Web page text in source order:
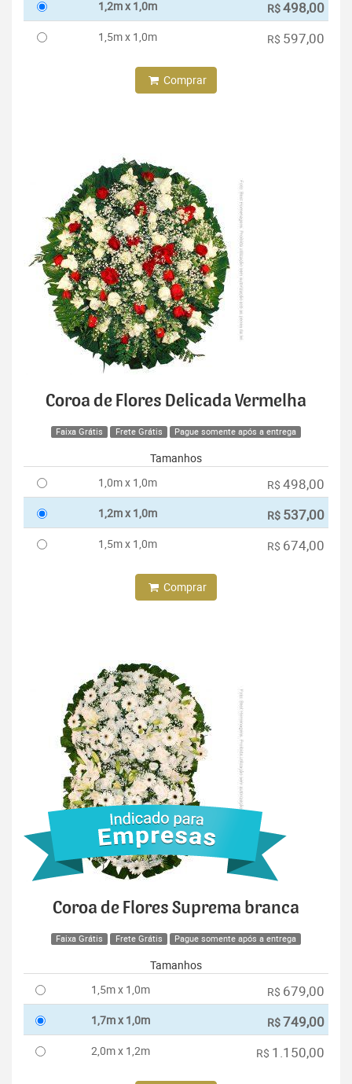
1,2m x 1,0m R$498,00
1,5m x 1,0m R$ 597,00
Comprar
Coroa de Flores Delicada Vermelha
Faixa Grátis Frete Grátis Pague somente após a entrega
Tamanhos
1,0m x 1,0m
R$ 498,00
1,2m x 1,0m R$ 537,00
1,5m x 1,0m R$ 674,00
Comprar
Coroa de Flores Suprema branca
Faixa Grátis Frete Grátis Pague somente após a entrega
Tamanhos
1,5m x 1,0m
R$ 679,00
1,7m x 1,0m R$749,00
2,0m x 1,2m R$ 1.150,00